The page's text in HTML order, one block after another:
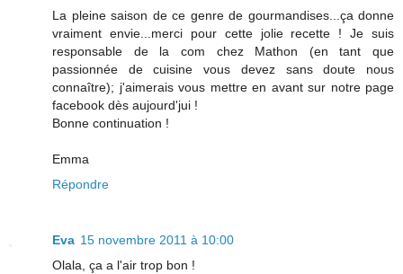
La pleine saison de ce genre de gourmandises...ça donne
vraiment envie...merci pour cette jolie recette ! Je suis
responsable de la com chez Mathon (en tant que
passionnée de cuisine vous devez sans doute nous
connaître); j'aimerais vous mettre en avant sur notre page
facebook dès aujourd'jui !
Bonne continuation !
Emma
Répondre
Eva 15 novembre 2011 à 10:00
Olala, ça a l'air trop bon !